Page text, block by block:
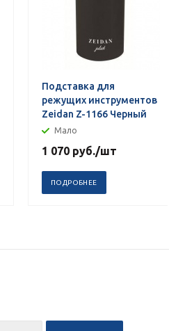
Подставка для
режущих инструментов
Zeidan Z-1166 Черный
Мало
1 070 руб./шт
ПОДРОБНЕЕ